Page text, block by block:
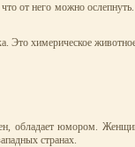
от него можно
Это химерическое
обладает юмором.
странах.